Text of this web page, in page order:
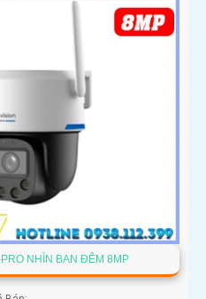
NHÌN BAN ĐÊM 8MP